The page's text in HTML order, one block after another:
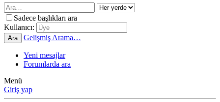
Sadece başlıkları ara
Kullanıcı:
Ara Gelişmiş Arama…
Yeni mesajlar
Forumlarda ara
Menü
Giriş yap